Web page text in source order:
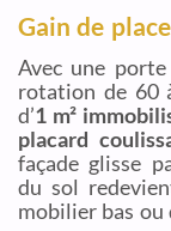
Gain de
Avec une
rotation de 60
d’1 m²
placard
façade glisse
du sol
mobilier bas ou